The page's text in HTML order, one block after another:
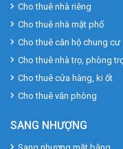
Cho thuê nhà riêng
Cho thuê nhà mặt phố
Cho thuê căn hộ chung cư
Cho thuê nhà trọ, phòng
Cho thuê cửa hàng, ki ốt
Cho thuê văn phòng
SANG NHƯỢNG